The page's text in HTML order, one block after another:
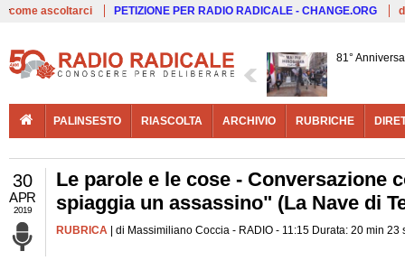
come ascoltarci PETIZIONE PER RADIO RADICALE - CHANGE.ORG
81°
PALINSESTO RIASCOLTA ARCHIVIO RUBRICHE
30
APR
2019
Le parole e le cose - Conversazione
spiaggia un assassino" (La Nave di
RUBRICA | di Massimiliano Coccia - RADIO - 11:15 Durata: 20 min 23